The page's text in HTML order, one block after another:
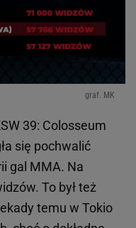
graf. MK
39: Colosseum
się pochwalić
gal MMA. Na
To był też
temu w Tokio